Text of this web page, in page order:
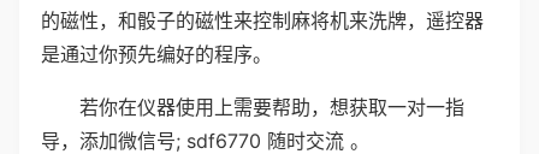
的磁性，和骰子的磁性来控制麻将机来洗牌，遥控器
是通过你预先编好的程序。
若你在仪器使用上需要帮助，想获取一对一指
导，添加微信号; sdf6770 随时交流 。